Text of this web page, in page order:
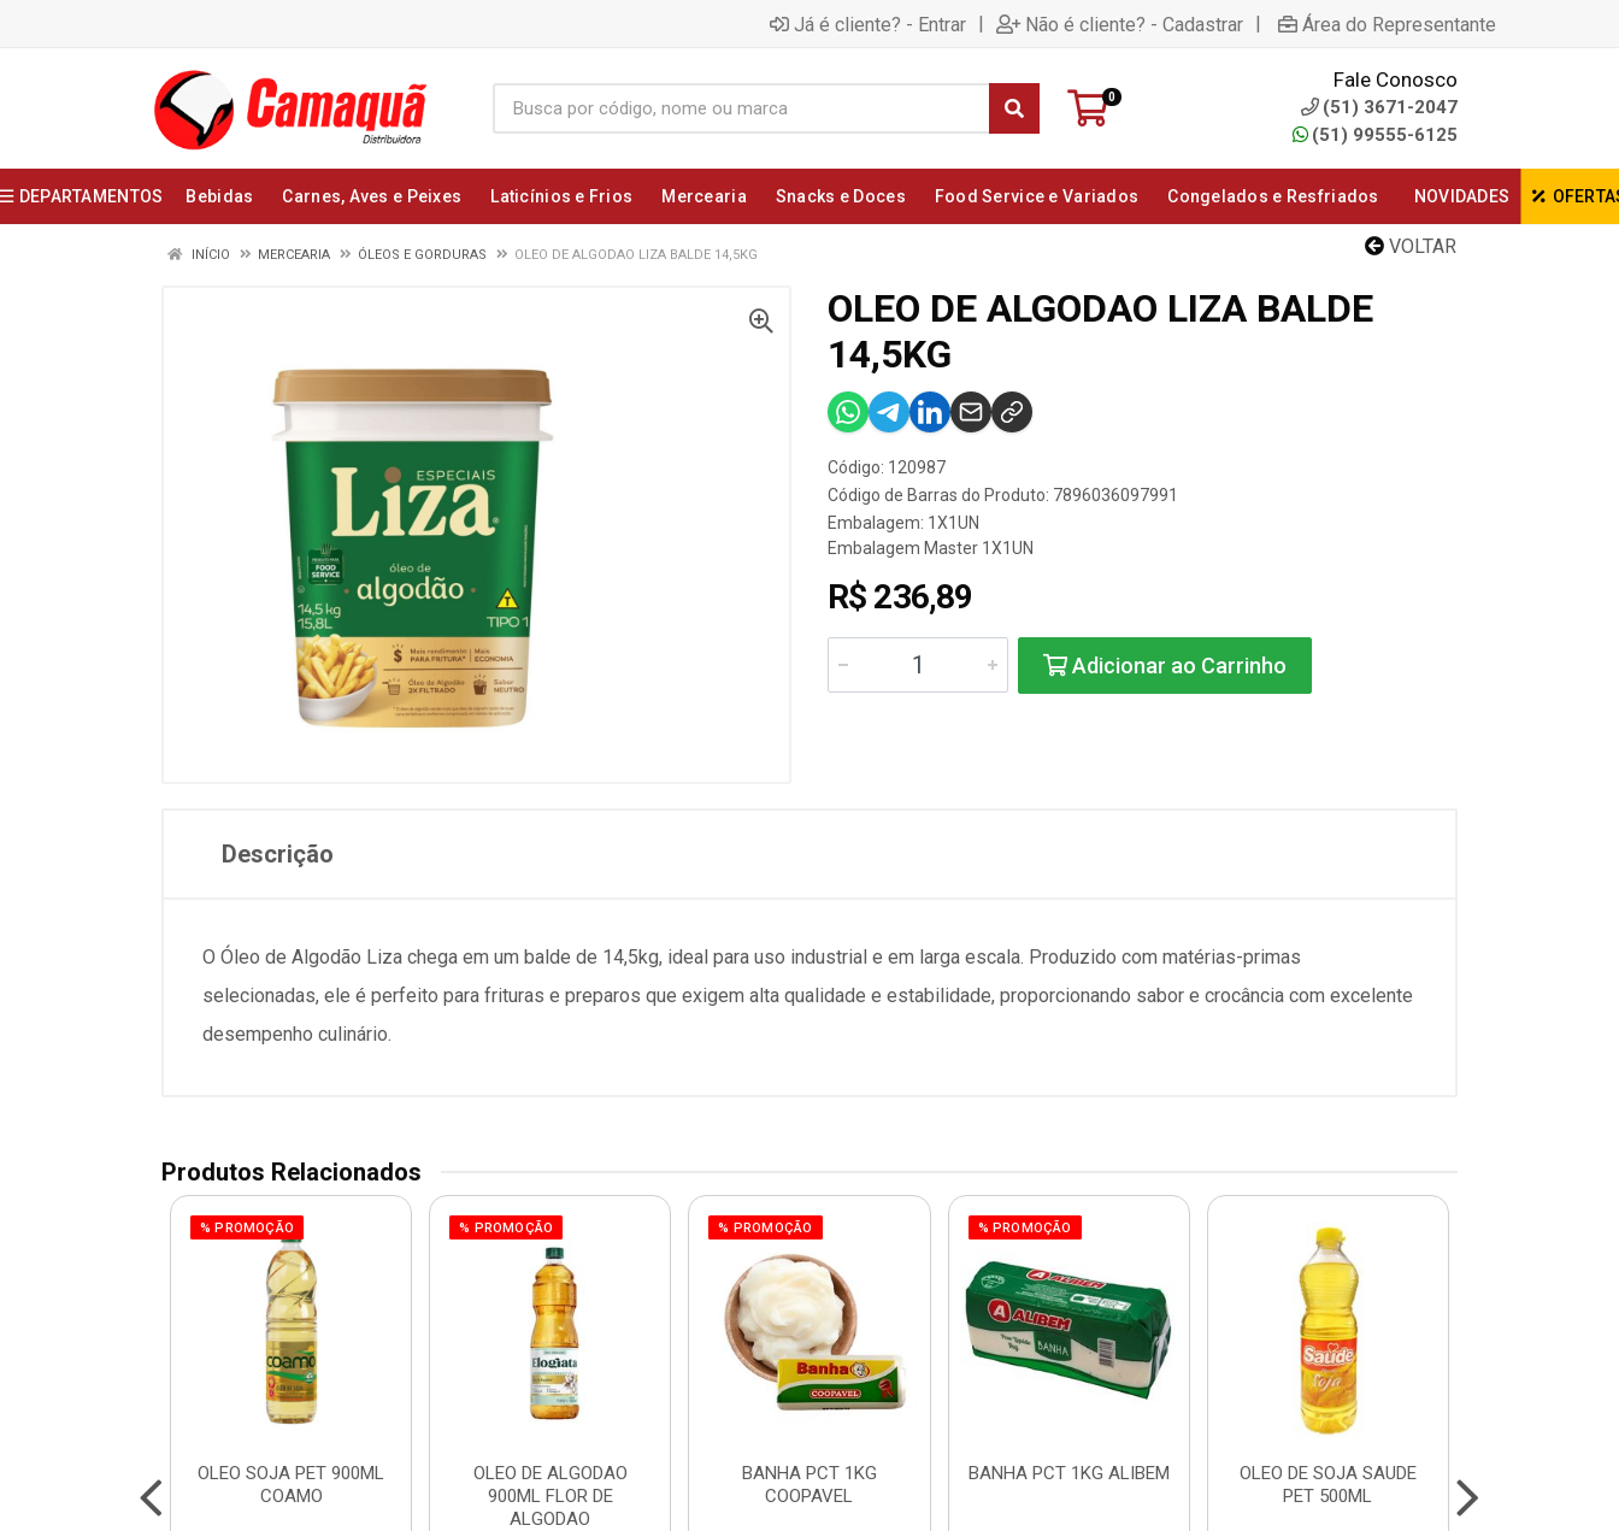
Já é cliente? - Entrar | Não é cliente? - Cadastrar | Área do Representante
0
Fale Conosco
(51) 3671-2047
(51) 99555-6125
DEPARTAMENTOS Bebidas Carnes, Aves e Peixes Laticínios e Frios Mercearia Snacks e Doces Food Service e Variados Congelados e Resfriados NOVIDADES
VOLTAR
INÍCIO MERCEARIA ÓLEOS E GORDURAS OLEO DE ALGODAO LIZA BALDE 14,5KG
OLEO DE ALGODAO LIZA BALDE
14,5KG
Código: 120987
Código de Barras do Produto: 7896036097991
Embalagem: 1X1UN
Embalagem Master 1X1UN
R$ 236,89
Adicionar ao Carrinho
Descrição
O Óleo de Algodão Liza chega em um balde de 14,5kg, ideal para uso industrial e em larga escala. Produzido com matérias-primas
selecionadas, ele é perfeito para frituras e preparos que exigem alta qualidade e estabilidade, proporcionando sabor e crocância com excelente
desempenho culinário.
Produtos Relacionados
% PROMOÇÃO
OLEO SOJA PET 900ML
COAMO
% PROMOÇÃO
OLEO DE ALGODAO
900ML FLOR DE
ALGODAO
% PROMOÇÃO
BANHA PCT 1KG
COOPAVEL
% PROMOÇÃO
BANHA PCT 1KG ALIBEM
OLEO DE SOJA SAUDE
PET 500ML